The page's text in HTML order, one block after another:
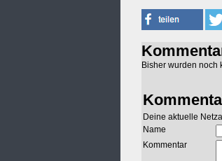
Bisher wurden noch
Deine aktuelle
Name
Kommentar